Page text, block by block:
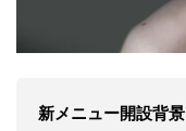
新メニュー開設背景